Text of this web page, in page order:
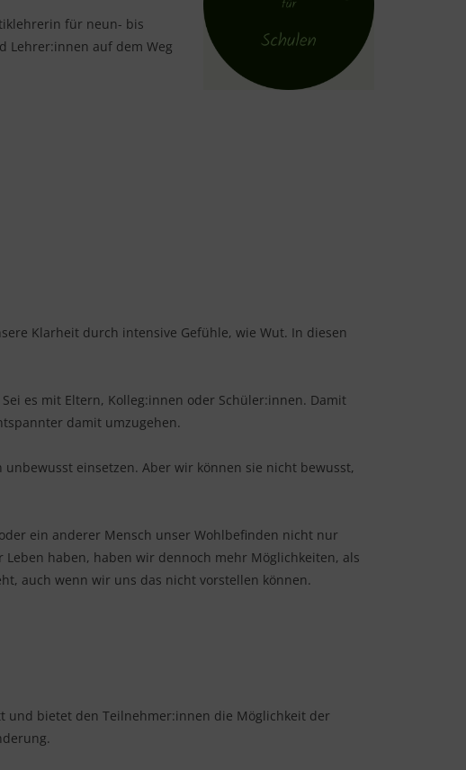
für neun- bis
Lehrer:innen auf dem Weg
Klarheit durch intensive Gefühle, wie Wut. In diesen
es mit Eltern, Kolleg:innen oder Schüler:innen. Damit
damit umzugehen.
einsetzen. Aber wir können sie nicht bewusst,
ein anderer Mensch unser Wohlbefinden nicht nur
haben, haben wir dennoch mehr Möglichkeiten, als
auch wenn wir uns das nicht vorstellen können.
und bietet den Teilnehmer:innen die Möglichkeit der